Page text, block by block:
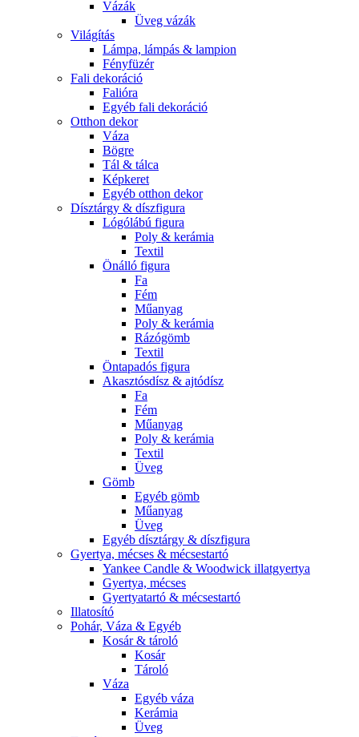
Vázák
Üveg vázák
Világítás
Lámpa, lámpás & lampion
Fényfüzér
Fali dekoráció
Falióra
Egyéb fali dekoráció
Otthon dekor
Váza
Bögre
Tál & tálca
Képkeret
Egyéb otthon dekor
Dísztárgy & díszfigura
Lógólábú figura
Poly & kerámia
Textil
Önálló figura
Fa
Fém
Műanyag
Poly & kerámia
Rázógömb
Textil
Öntapadós figura
Akasztósdísz & ajtódísz
Fa
Fém
Műanyag
Poly & kerámia
Textil
Üveg
Gömb
Egyéb gömb
Műanyag
Üveg
Egyéb dísztárgy & díszfigura
Gyertya, mécses & mécsestartó
Yankee Candle & Woodwick illatgyertya
Gyertya, mécses
Gyertyatartó & mécsestartó
Illatosító
Pohár, Váza & Egyéb
Kosár & tároló
Kosár
Tároló
Váza
Egyéb váza
Kerámia
Üveg